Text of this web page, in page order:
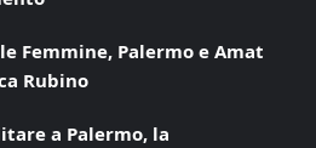
Femmine, Palermo e Amat
Rubino
a Palermo, la